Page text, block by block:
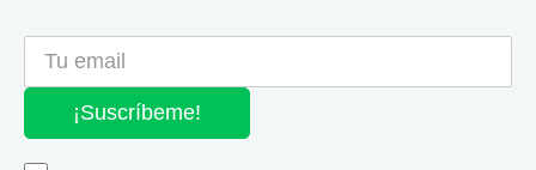
¡Suscríbeme!